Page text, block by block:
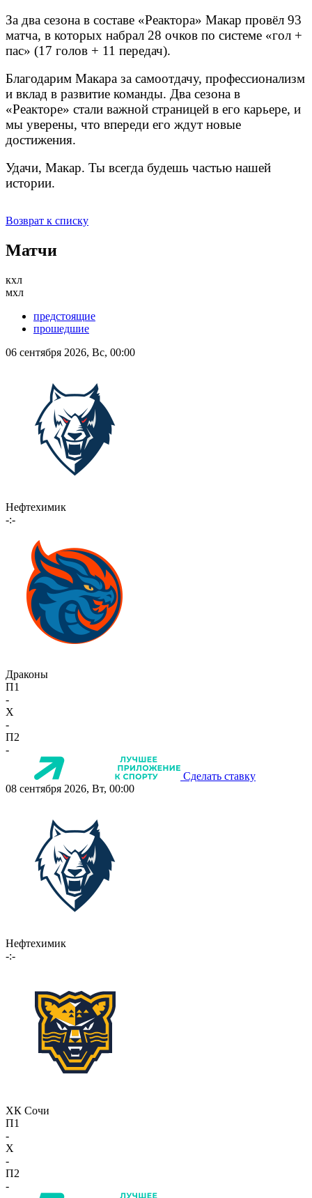
За два сезона в составе «Реактора» Макар провёл 93
матча, в которых набрал 28 очков по системе «гол +
пас» (17 голов + 11 передач).
Благодарим Макара за самоотдачу, профессионализм
и вклад в развитие команды. Два сезона в
«Реакторе» стали важной страницей в его карьере, и
мы уверены, что впереди его ждут новые
достижения.
Удачи, Макар. Ты всегда будешь частью нашей
истории.
Возврат к списку
Матчи
кхл
мхл
предстоящие
прошедшие
06 сентября 2026, Вс, 00:00
Нефтехимик
-:-
Драконы
П1
-
X
-
П2
-
Сделать ставку
08 сентября 2026, Вт, 00:00
Нефтехимик
-:-
ХК Сочи
П1
-
X
-
П2
-